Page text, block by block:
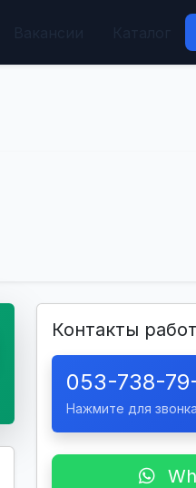
Контакты
053-738-
Нажмите для звонка